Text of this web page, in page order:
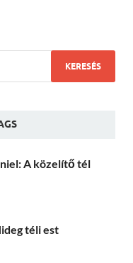
A közelítő tél
téli est